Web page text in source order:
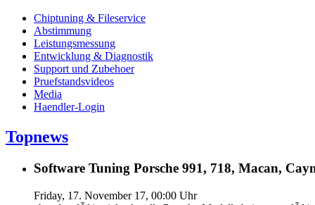
Chiptuning & Fileservice
Abstimmung
Leistungsmessung
Entwicklung & Diagnostik
Support und Zubehoer
Pruefstandsvideos
Media
Haendler-Login
Topnews
Software Tuning Porsche 991, 718, Macan,
Friday, 17. November 17, 00:00 Uhr